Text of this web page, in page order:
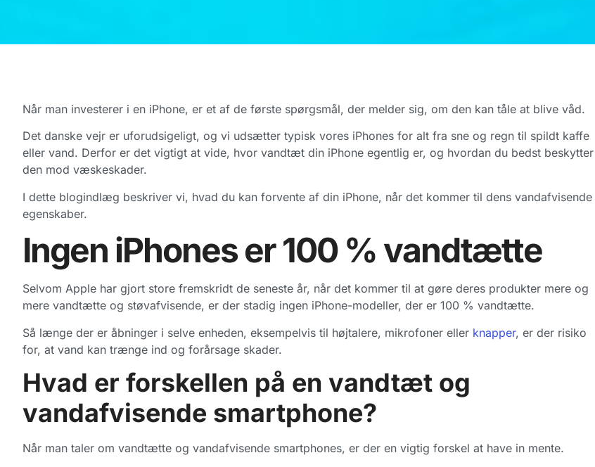
Når man investerer i en iPhone, er et af de første spørgsmål, der melder sig, om den kan tåle at blive våd.
Det danske vejr er uforudsigeligt, og vi udsætter typisk vores iPhones for alt fra sne og regn til spildt kaffe
eller vand. Derfor er det vigtigt at vide, hvor vandtæt din iPhone egentlig er, og hvordan du bedst beskytter
den mod væskeskader.
I dette blogindlæg beskriver vi, hvad du kan forvente af din iPhone, når det kommer til dens vandafvisende
egenskaber.
Ingen iPhones er 100 % vandtætte
Selvom Apple har gjort store fremskridt de seneste år, når det kommer til at gøre deres produkter mere og
mere vandtætte og støvafvisende, er der stadig ingen iPhone-modeller, der er 100 % vandtætte.
Så længe der er åbninger i selve enheden, eksempelvis til højtalere, mikrofoner eller knapper, er der risiko
for, at vand kan trænge ind og forårsage skader.
Hvad er forskellen på en vandtæt og
vandafvisende smartphone?
Når man taler om vandtætte og vandafvisende smartphones, er der en vigtig forskel at have in mente.